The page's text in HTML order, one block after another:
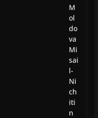
M
ol
do
va
Mi
sai
l-
Ni
ch
iti
n